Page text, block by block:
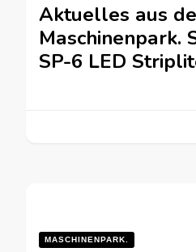
Aktuelles aus
Maschinenpark.
SP-6 LED
MASCHINENPARK.